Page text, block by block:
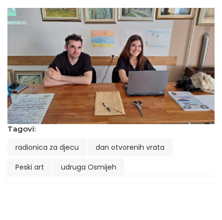
Tagovi:
radionica za djecu
dan otvorenih vrata
Peski art
udruga Osmijeh